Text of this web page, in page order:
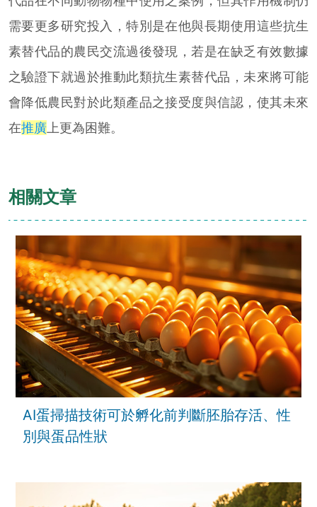
需要更多研究投入，特別是在他與長期使用這些抗生
素替代品的農民交流過後發現，若是在缺乏有效數據
之驗證下就過於推動此類抗生素替代品，未來將可能
會降低農民對於此類產品之接受度與信認，使其未來
在推廣上更為困難。
相關文章
AI蛋掃描技術可於孵化前判斷胚胎存活、性
別與蛋品性狀